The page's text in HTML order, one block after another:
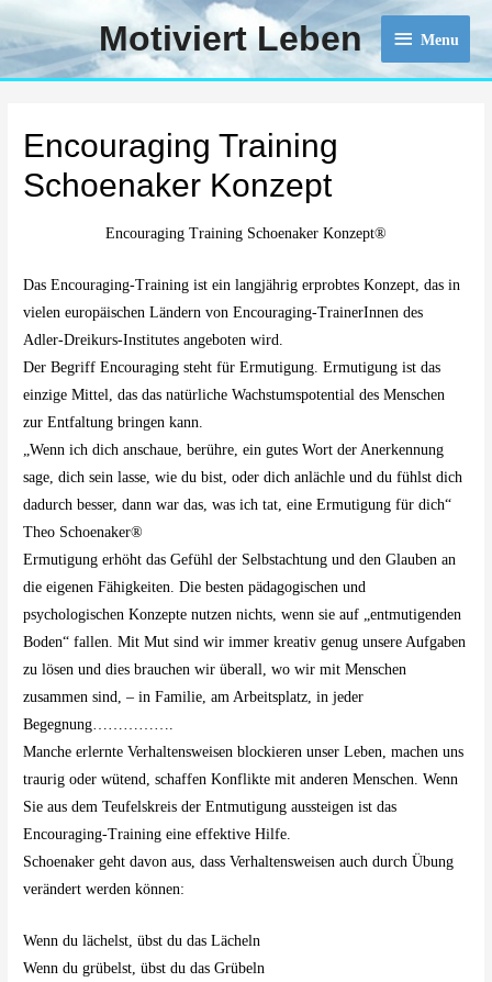
Motiviert Leben Menu
Menu
Encouraging Training
Schoenaker Konzept
Encouraging Training Schoenaker Konzept®
Das Encouraging-Training ist ein langjährig erprobtes Konzept, das in
vielen europäischen Ländern von Encouraging-TrainerInnen des
Adler-Dreikurs-Institutes angeboten wird.
Der Begriff Encouraging steht für Ermutigung. Ermutigung ist das
einzige Mittel, das das natürliche Wachstumspotential des Menschen
zur Entfaltung bringen kann.
„Wenn ich dich anschaue, berühre, ein gutes Wort der Anerkennung
sage, dich sein lasse, wie du bist, oder dich anlächle und du fühlst dich
dadurch besser, dann war das, was ich tat, eine Ermutigung für dich“
Theo Schoenaker®
Ermutigung erhöht das Gefühl der Selbstachtung und den Glauben an
die eigenen Fähigkeiten. Die besten pädagogischen und
psychologischen Konzepte nutzen nichts, wenn sie auf „entmutigenden
Boden“ fallen. Mit Mut sind wir immer kreativ genug unsere Aufgaben
zu lösen und dies brauchen wir überall, wo wir mit Menschen
zusammen sind, – in Familie, am Arbeitsplatz, in jeder
Begegnung…………….
Manche erlernte Verhaltensweisen blockieren unser Leben, machen uns
traurig oder wütend, schaffen Konflikte mit anderen Menschen. Wenn
Sie aus dem Teufelskreis der Entmutigung aussteigen ist das
Encouraging-Training eine effektive Hilfe.
Schoenaker geht davon aus, dass Verhaltensweisen auch durch Übung
verändert werden können:
Wenn du lächelst, übst du das Lächeln
Wenn du grübelst, übst du das Grübeln